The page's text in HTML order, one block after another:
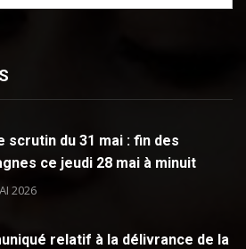
scrutin du 31 mai : fin des
ce jeudi 28 mai à minuit
2026
relatif à la délivrance de la